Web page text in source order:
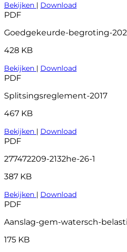
Bekijken | Download
PDF
428 KB
Bekijken | Download
PDF
Splitsingsreglement-2017
467 KB
Bekijken | Download
PDF
277472209-2132he-26-1
387 KB
Bekijken | Download
PDF
Aanslag-gem-watersch-
175 KB